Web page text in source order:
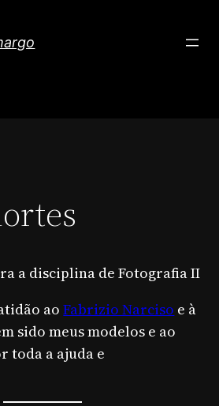
a disciplina de Fotografia II
aoFabrizio Narciso e à
sido meus modelos e ao
toda a ajuda e